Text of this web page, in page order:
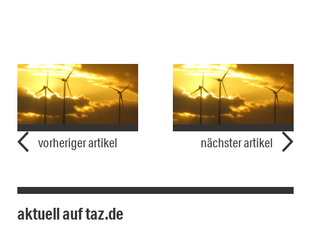
vorheriger artikel nächster artikel
aktuell auf taz.de